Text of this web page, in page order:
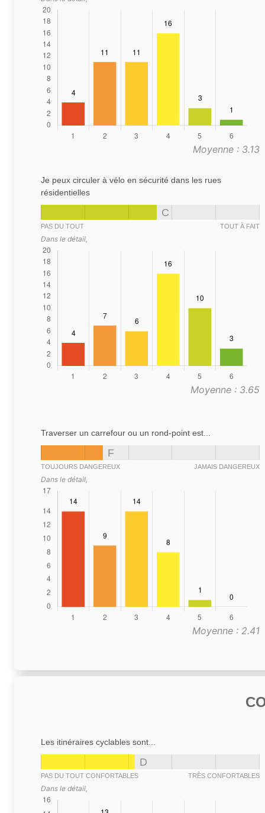
Moyenne : 3.13
Je peux circuler à vélo en sécurité dans les rues
résidentielles
C
PAS DU TOUT TOUT À FAIT
Dans le détail,
Moyenne : 3.65
Traverser un carrefour ou un rond-point est...
F
TOUJOURS DANGEREUX JAMAIS DANGEREUX
Dans le détail,
Moyenne : 2.41
Les itinéraires cyclables sont...
D
PAS DU TOUT CONFORTABLES TRÈS CONFORTABLES
Dans le détail,